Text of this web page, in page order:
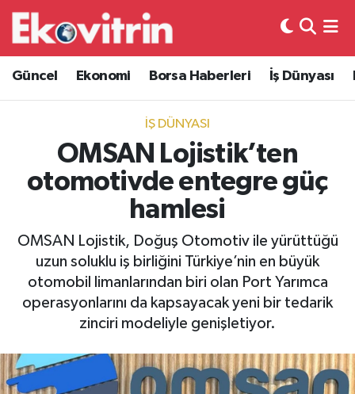
Güncel Ekonomi Borsa Haberleri İş Dünyası
İŞ DÜNYASI
OMSAN Lojistik’ten
otomotivde entegre güç
hamlesi
OMSAN Lojistik, Doğuş Otomotiv ile yürüttüğü
uzun soluklu iş birliğini Türkiye’nin en büyük
otomobil limanlarından biri olan Port Yarımca
operasyonlarını da kapsayacak yeni bir tedarik
zinciri modeliyle genişletiyor.
Güncel
Ekonomi
Borsa Haberleri
İş Dünyası
Otovitrin
Asayiş
Gayrimenkul
Hava Durumu
Trafik Durumu
Süper Lig Puan Durumu ve Fikstür
Tüm Manşetler
Son Dakika Haberleri
Haber Arşivi